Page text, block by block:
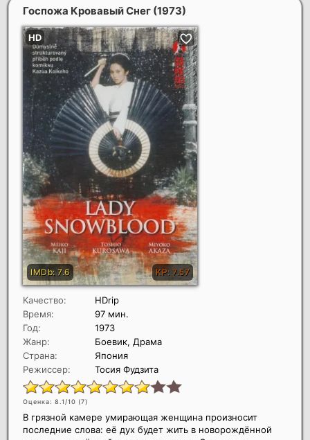
Госпожа Кровавый Снег (1973)
Качество:
HDrip
Время:
97 мин.
Год:
1973
Жанр:
Боевик, Драма
Страна:
Япония
Режиссер:
Тосия Фудзита
Оценка: 8.1/10 (7)
В грязной камере умирающая женщина произносит
последние слова: её дух будет жить в новорождённой